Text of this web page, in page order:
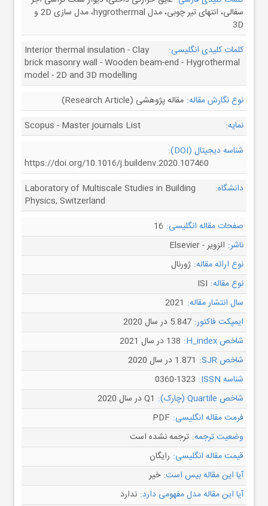
سفالی، انتهای تیر چوبی، مدل hygrothermal، مدل سازی 2D و
3D
کلمات کلیدی انگلیسی:
Interior thermal insulation - Clay
brick masonry wall - Wooden beam-end - Hygrothermal
model - 2D and 3D modelling
نوع نگارش مقاله: مقاله پژوهشی (Research Article)
نمایه:
Scopus - Master journals List
شناسه دیجیتال (DOI):
https://doi.org/10.1016/j.buildenv.2020.107460
دانشگاه:
Laboratory of Multiscale Studies in Building
Physics, Switzerland
صفحات مقاله انگلیسی: 16
ناشر: الزویر - Elsevier
نوع ارائه مقاله: ژورنال
نوع مقاله: ISI
سال انتشار مقاله: 2021
ایمپکت فاکتور: 5.847 در سال 2020
شاخص H_index:
138 در سال 2021
شاخص SJR:
1.871 در سال 2020
شناسه ISSN:
0360-1323
شاخص Quartile (چارک):
Q1 در سال 2020
فرمت مقاله انگلیسی: PDF
وضعیت ترجمه: ترجمه نشده است
قیمت مقاله انگلیسی: رایگان
آیا این مقاله بیس است: خیر
آیا این مقاله مدل مفهومی دارد: ندارد